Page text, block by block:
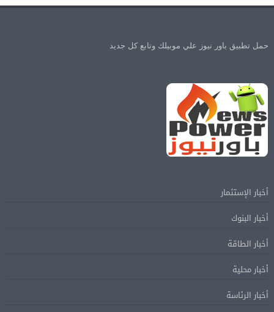
حمل تطبيق باور نيوز علي موبيلك وتابع كل جديد
أخبار الإستثمار
أخبار البنوك
أخبار الطاقة
أخبار محلية
أخبار الرئاسة